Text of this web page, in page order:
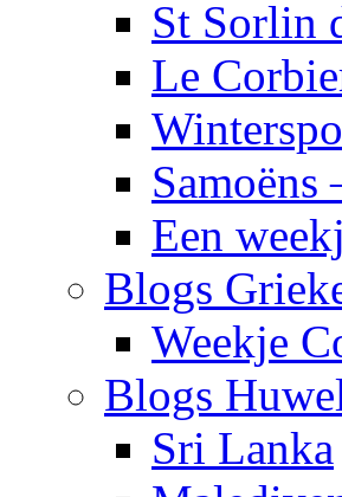
St Sorlin
Le
Samoëns
Een
Blogs
Weekje
Blogs
Sri Lanka